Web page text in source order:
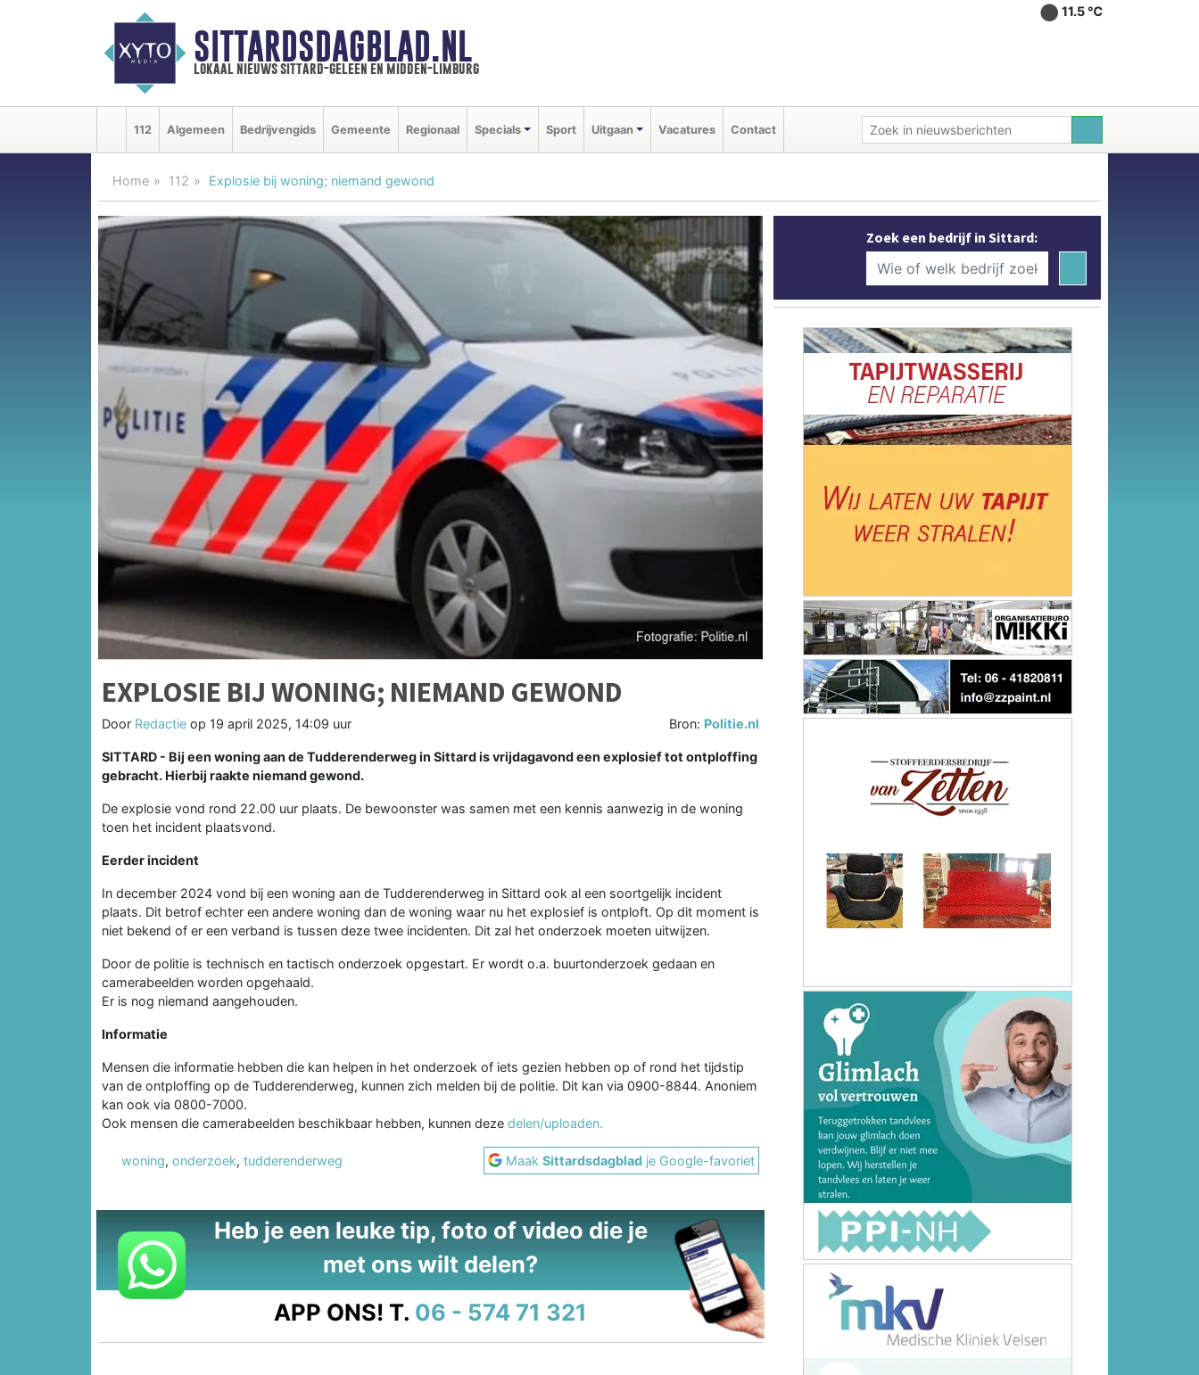
SITTARDSDAGBLAD.NL
lokaal nieuws sittard-geleen en midden-limburg
11.5 ℃
112 Algemeen Bedrijvengids Gemeente Regionaal Specials Sport Uitgaan Vacatures Contact
Home 112 Explosie bij woning; niemand gewond
EXPLOSIE BIJ WONING; NIEMAND GEWOND
Door Redactie op 19 april 2025, 14:09 uur Bron: Politie.nl
SITTARD - Bij een woning aan de Tudderenderweg in Sittard is vrijdagavond een explosief tot ontploffing
gebracht. Hierbij raakte niemand gewond.
De explosie vond rond 22.00 uur plaats. De bewoonster was samen met een kennis aanwezig in de woning
toen het incident plaatsvond.
Eerder incident
In december 2024 vond bij een woning aan de Tudderenderweg in Sittard ook al een soortgelijk incident
plaats. Dit betrof echter een andere woning dan de woning waar nu het explosief is ontploft. Op dit moment is
niet bekend of er een verband is tussen deze twee incidenten. Dit zal het onderzoek moeten uitwijzen.
Door de politie is technisch en tactisch onderzoek opgestart. Er wordt o.a. buurtonderzoek gedaan en
camerabeelden worden opgehaald.
Er is nog niemand aangehouden.
Informatie
Mensen die informatie hebben die kan helpen in het onderzoek of iets gezien hebben op of rond het tijdstip
van de ontploffing op de Tudderenderweg, kunnen zich melden bij de politie. Dit kan via 0900-8844. Anoniem
kan ook via 0800-7000.
Ook mensen die camerabeelden beschikbaar hebben, kunnen deze delen/uploaden.
woning, onderzoek, tudderenderweg MaakSittardsdagblad je Google-favoriet
Heb je een leuke tip, foto of video die je
met ons wilt delen?
APP ONS! T. 06 - 574 71 321
Zoek een bedrijf in Sittard: